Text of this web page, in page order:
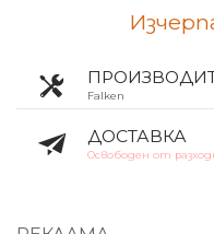
Falken
ДОСТАВКА
Освободен от